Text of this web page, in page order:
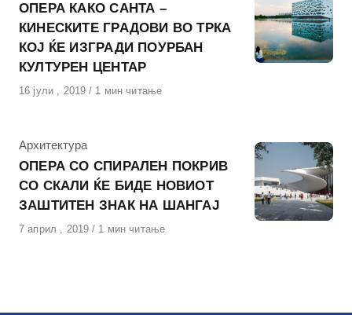
ОПЕРА КАКО САНТА –
КИНЕСКИТЕ ГРАДОВИ ВО ТРКА
КОЈ ЌЕ ИЗГРАДИ ПОУРБАН
КУЛТУРЕН ЦЕНТАР
Објавено
16 јули , 2019 1 мин читање
КАтегорија
Архитектура
ОПЕРА СО СПИРАЛЕН ПОКРИВ
СО СКАЛИ ЌЕ БИДЕ НОВИОТ
ЗАШТИТЕН ЗНАК НА ШАНГАЈ
Објавено
7 април , 2019 1 мин читање